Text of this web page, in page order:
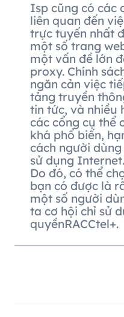
Isp cũng có các
liên quan đến
trực tuyến nhất
một số trang
một vấn đề lớn
proxy. Chính
ngăn cản việc
tảng truyền
tin tức, và nhiều
các cổng cụ thể
khá phổ biến,
cách người
sử dụng Internet.
Do đó, có thể
bạn có được là
một số người
ta cơ hội chỉ sử
quyềnRACCtel+.